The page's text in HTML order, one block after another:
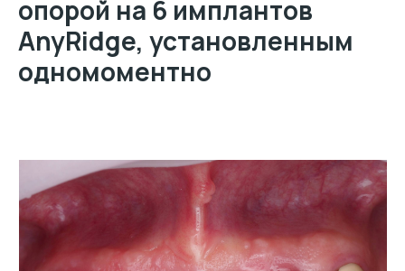
опорой на 6 имплантов
AnyRidge, установленным
одномоментно